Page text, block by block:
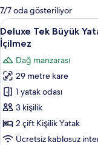
mevcut
filtreler
7/7 oda gösteriliyor
Deluxe
Tek
Büyük
Yataklı
Oda,
2
Çift
Kişilik
Yatak,
13
Deluxe Tek Büyük
İçilmez
Dağ manzarası
29 metre kare
1 yatak odası
3 kişilik
2 çift Kişilik Yatak
Ücretsiz kablosuz